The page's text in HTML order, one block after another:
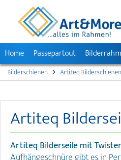
Home
Passepartout
Bilderschienen Artiteq Bilderschienen
Artiteq
Artiteq Bilderseile mit Twister